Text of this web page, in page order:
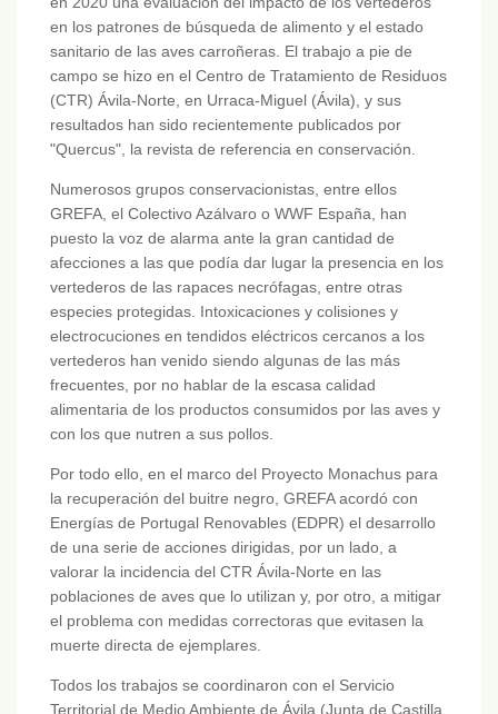
en los patrones de búsqueda de alimento y el estado
sanitario de las aves carroñeras. El trabajo a pie de
campo se hizo en el Centro de Tratamiento de Residuos
(CTR) Ávila-Norte, en Urraca-Miguel (Ávila), y sus
resultados han sido recientemente publicados por
"Quercus", la revista de referencia en conservación.
Numerosos grupos conservacionistas, entre ellos
GREFA, el Colectivo Azálvaro o WWF España, han
puesto la voz de alarma ante la gran cantidad de
afecciones a las que podía dar lugar la presencia en los
vertederos de las rapaces necrófagas, entre otras
especies protegidas. Intoxicaciones y colisiones y
electrocuciones en tendidos eléctricos cercanos a los
vertederos han venido siendo algunas de las más
frecuentes, por no hablar de la escasa calidad
alimentaria de los productos consumidos por las aves y
con los que nutren a sus pollos.
Por todo ello, en el marco del Proyecto Monachus para
la recuperación del buitre negro, GREFA acordó con
Energías de Portugal Renovables (EDPR) el desarrollo
de una serie de acciones dirigidas, por un lado, a
valorar la incidencia del CTR Ávila-Norte en las
poblaciones de aves que lo utilizan y, por otro, a mitigar
el problema con medidas correctoras que evitasen la
muerte directa de ejemplares.
Todos los trabajos se coordinaron con el Servicio
Territorial de Medio Ambiente de Ávila (Junta de Castilla